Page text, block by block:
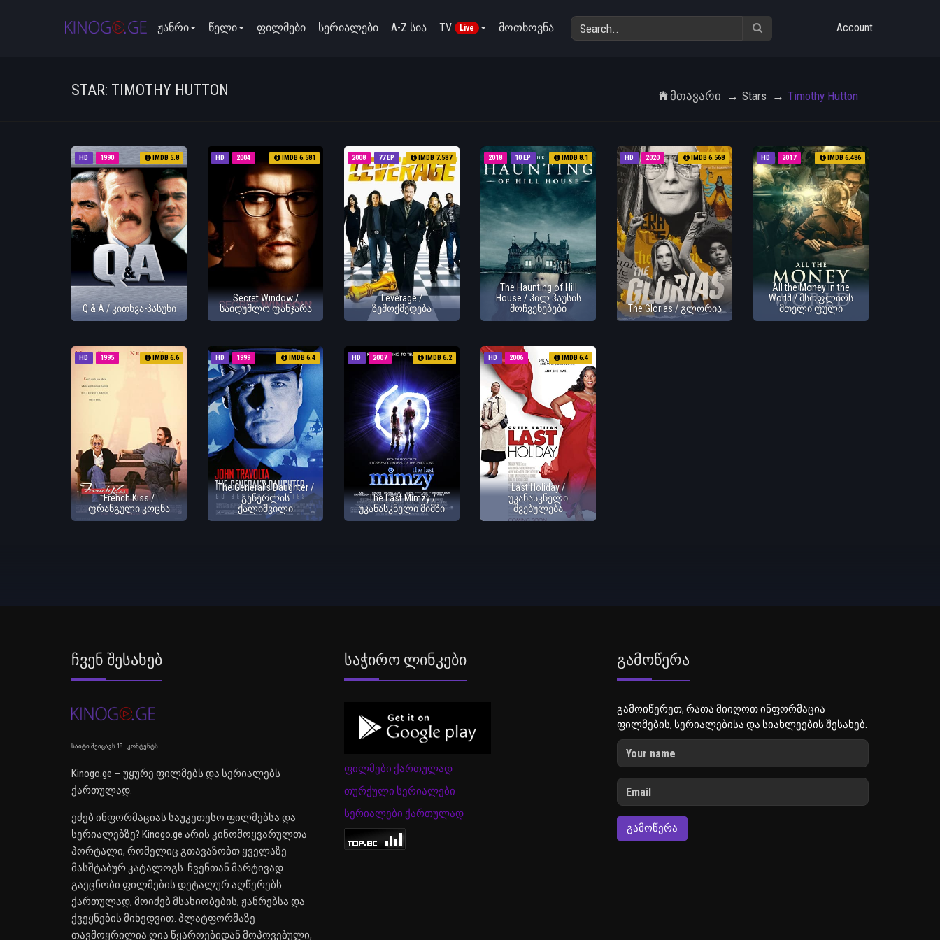
ჟანრი წელი ფილმები სერიალები A-Z სია TV Live მოთხოვნა Account
STAR: TIMOTHY HUTTON Მთავარი Stars Timothy Hutton
HD 1990 IMDB 5.8
Q & A / კითხვა-პასუხი
HD 2004 IMDB 6.581
Secret Window /
საიდუმლო ფანჯარა
77 EP
2008 IMDB 7.587
Leverage /
ზემოქმედება
10 EP
2018 IMDB 8.1
The Haunting of Hill
House / ჰილ ჰაუსის
მოჩვენებები
HD 2020 IMDB 6.568
The Glorias / გლორია
HD 2017 IMDB 6.486
All the Money in the
World / მსოფლიოს
მთელი ფული
HD 1995 IMDB 6.6
French Kiss /
ფრანგული კოცნა
HD 1999 IMDB 6.4
The General's Daughter /
გენერლის
ქალიშვილი
HD 2007 IMDB 6.2
The Last Mimzy /
უკანასკნელი მიმზი
HD 2006 IMDB 6.4
Last Holiday /
უკანასკნელი
შვებულება
Ჩვენ Შესახებ
საიტი შეიცავს 18+ კონტენტს
Kinogo.ge — უყურე ფილმებს და სერიალებს
ქართულად.
ეძებ ინფორმაციას საუკეთესო ფილმებსა და
სერიალებზე? Kinogo.ge არის კინომოყვარულთა
პორტალი, რომელიც გთავაზობთ ყველაზე
მასშტაბურ კატალოგს. ჩვენთან მარტივად
გაეცნობი ფილმების დეტალურ აღწერებს
ქართულად, მოიძებ მსახიობების, ჟანრებსა და
ქვეყნების მიხედვით. პლატფორმაზე
თავმოყრილია ღია წყაროებიდან მოპოვებული,
Საჭირო Ლინკები
ფილმები ქართულად
თურქული სერიალები
სერიალები ქართულად
Გამოწერა
გამოიწერეთ, რათა მიიღოთ ინფორმაცია
ფილმების, სერიალებისა და სიახლეების შესახებ.
ᲒᲐᲛᲝᲬᲔᲠᲐ